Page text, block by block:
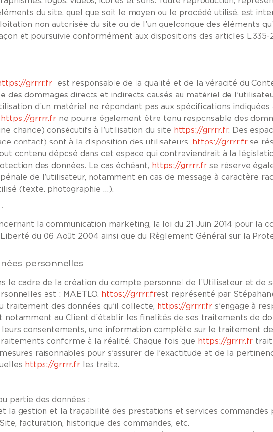
du site, quel que soit le moyen ou le procédé utilisé, est
non autorisée du site ou de l’un quelconque des éléments
et poursuivie conformément aux dispositions des articles L.335-
grrrr.fr est responsable de la qualité et de la véracité du
des dommages directs et indirects causés au matériel de
d’un matériel ne répondant pas aux spécifications indiquées
https://grrrr.fr ne pourra également être tenu responsable des
chance) consécutifs à l’utilisation du site https://grrrr.fr. Des
contact) sont à la disposition des utilisateurs. https://grrrr.fr se
contenu déposé dans cet espace qui contreviendrait à la
des données. Le cas échéant, https://grrrr.fr se réserve
de l’utilisateur, notamment en cas de message à caractère
(texte, photographie …).
la communication marketing, la loi du 21 Juin 2014 pour la
du 06 Août 2004 ainsi que du Règlement Général sur la
personnelles
le cadre de la création du compte personnel de l’Utilisateur et de
est : MAETLO. https://grrrr.frest représenté par
traitement des données qu’il collecte, https://grrrr.fr s’engage à
au Client d’établir les finalités de ses traitements de
consentements, une information complète sur le traitement de
conforme à la réalité. Chaque fois que
https://grrrr.fr
raisonnables pour s’assurer de l’exactitude et de la
https://grrrr.fr les traite.
partie des données :
la gestion et la traçabilité des prestations et services commandés
facturation, historique des commandes, etc.